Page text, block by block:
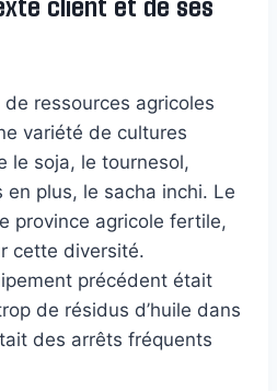
de ressources agricoles
variété de cultures
le soja, le tournesol,
en plus, le sacha inchi. Le
province agricole fertile,
cette diversité.
précédent était
de résidus d’huile dans
des arrêts fréquents